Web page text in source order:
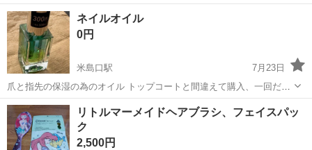
やハンドソープなどのアメニティの詰め合わせです。 詳しくは画像を
参照ください。
富山 富山市 大泉駅
ネイルオイル
0円
米島口駅
7月23日
爪と指先の保湿の為のオイル トップコートと間違えて購入、一回だけ
使用しました 保湿オイルをお使いの方に差し上げます
富山 高岡市 米島口駅 ネイル
リトルマーメイドヘアブラシ、フェイスパッ
ク
2,500円